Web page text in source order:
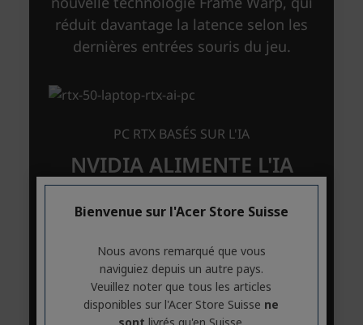
Bienvenue sur l'Acer Store Suisse
Nous avons remarqué que vous
naviguiez depuis un autre pays.
Veuillez noter que tous les articles
disponibles sur l'Acer Store Suisse ne